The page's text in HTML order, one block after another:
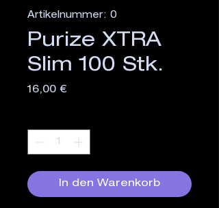
Artikelnummer: 0
Purize XTRA
Slim 100 Stk.
16,00 €Preis
In den Warenkorb